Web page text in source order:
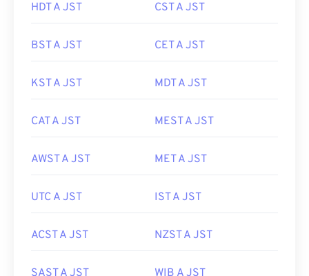
HDT A JST CST A JST
BST A JST CET A JST
KST A JST MDT A JST
CAT A JST MEST A JST
AWST A JST MET A JST
UTC A JST IST A JST
ACST A JST NZST A JST
SAST A JST WIB A JST